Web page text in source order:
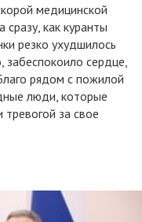
медицинской
как куранты
резко ухудшилось
сердце,
рядом с пожилой
люди, которые
тревогой за свое